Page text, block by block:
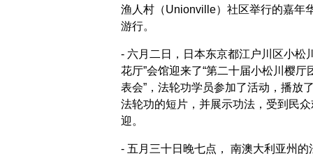
渔人村（Unionville）社区举行的嘉年
游行。
- 六月二日，日本东京都江户川区小松
花厅”会馆迎来了“第二十届小松川樱厅
表会”，法轮功学员参加了活动，播放
法轮功的短片，并展示功法，受到民众
迎。
- 五月三十日晚七点， 南澳大利亚州的